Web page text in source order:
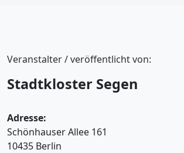
Veranstalter / veröffentlicht von:
Stadtkloster Segen
Adresse:
Schönhauser Allee 161
10435 Berlin